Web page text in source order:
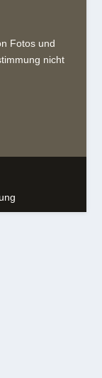
Fotos und
nicht